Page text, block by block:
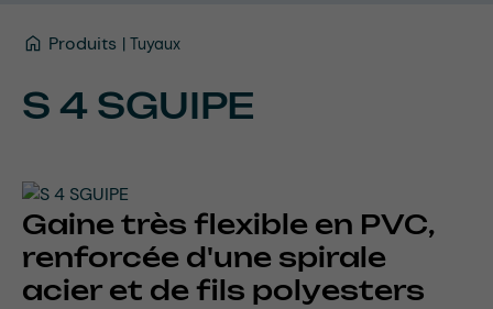
Produits Tuyaux
S 4 SGUIPE
Gaine très flexible en PVC,
renforcée d'une spirale
acier et de fils polyesters